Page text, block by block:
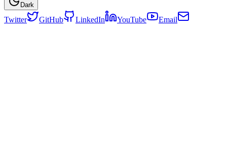
Dark
Twitter GitHub LinkedIn YouTube Email